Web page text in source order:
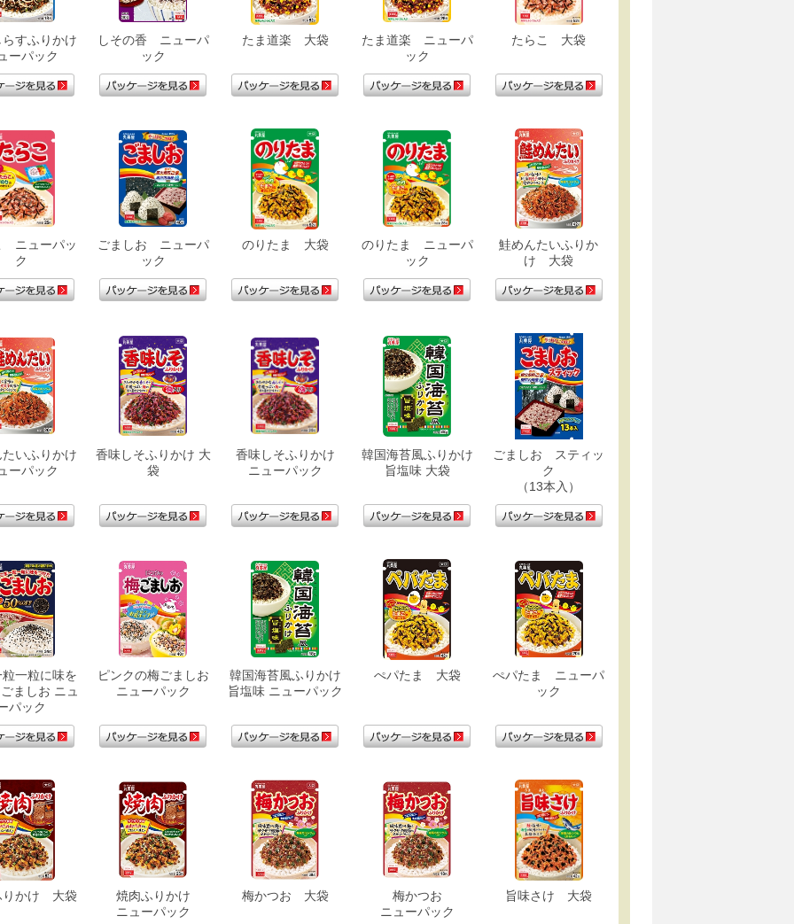
すふりかけ
ーパック
しその香 ニューパ
ック
たま道楽 大袋
たま道楽 ニューパ
ック
たらこ 大袋
ニューパッ
ク
ごましお ニューパ
ック
のりたま 大袋
のりたま ニューパ
ック
鮭めんたいふりか
け 大袋
いふりかけ
ーパック
香味しそふりかけ 大
袋
香味しそふりかけ
ニューパック
韓国海苔風ふりかけ
旨塩味 大袋
ごましお スティッ
ク
（13本入）
一粒に味を
ましお ニュ
パック
ピンクの梅ごましお
ニューパック
韓国海苔風ふりかけ
旨塩味 ニューパック
ぺパたま 大袋
ぺパたま ニューパ
ック
りかけ 大袋
焼肉ふりかけ
ニューパック
梅かつお 大袋
梅かつお
ニューパック
旨味さけ 大袋